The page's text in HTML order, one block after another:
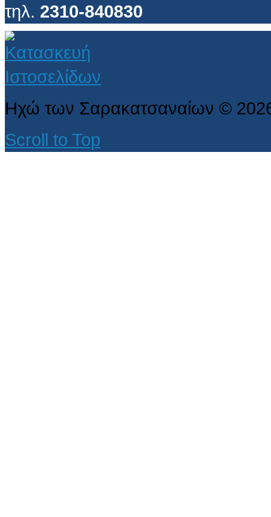
τηλ. 2310-840830
Ηχώ των Σαρακατσαναίων ©
Scroll to Top